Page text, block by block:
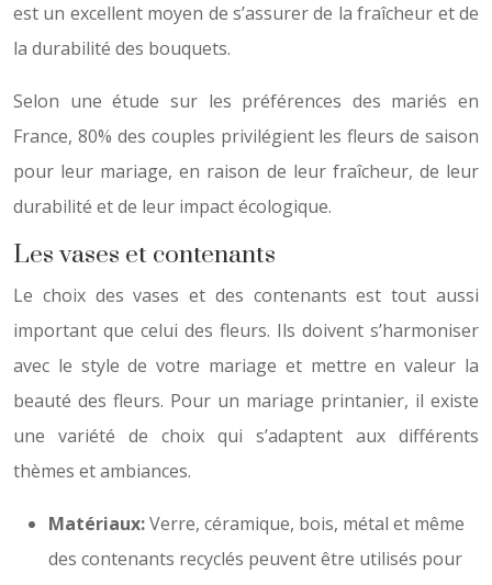
est un excellent moyen de s’assurer de la fraîcheur et de
la durabilité des bouquets.
Selon une étude sur les préférences des mariés en
France, 80% des couples privilégient les fleurs de saison
pour leur mariage, en raison de leur fraîcheur, de leur
durabilité et de leur impact écologique.
Les vases et contenants
Le choix des vases et des contenants est tout aussi
important que celui des fleurs. Ils doivent s’harmoniser
avec le style de votre mariage et mettre en valeur la
beauté des fleurs. Pour un mariage printanier, il existe
une variété de choix qui s’adaptent aux différents
thèmes et ambiances.
Matériaux:Verre, céramique, bois, métal et même
des contenants recyclés peuvent être utilisés pour